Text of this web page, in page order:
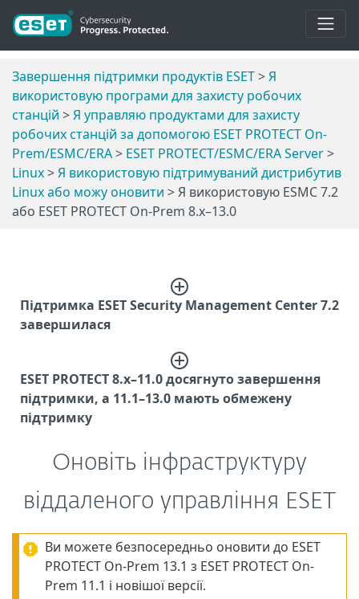
Завершення підтримки продуктів ESET>Я
використовую програми для захисту робочих
станцій >Я управляю продуктами для захисту
робочих станцій за допомогою ESET PROTECT On-
Prem/ESMC/ERA> ESET PROTECT/ESMC/ERA Server>
Linux>Я використовую підтримуваний дистрибутив
Linux або можу оновити > Я використовую ESMC 7.2
або ESET PROTECT On-Prem 8.x–13.0
Підтримка ESET Security Management Center 7.2
завершилася
ESET PROTECT 8.x–11.0 досягнуто завершення
підтримки, а 11.1–13.0 мають обмежену
підтримку
Оновіть інфраструктуру
віддаленого управління ESET
Ви можете безпосередньо оновити до ESET
PROTECT On-Prem 13.1 з ESET PROTECT On-
Prem 11.1 і новішої версії.